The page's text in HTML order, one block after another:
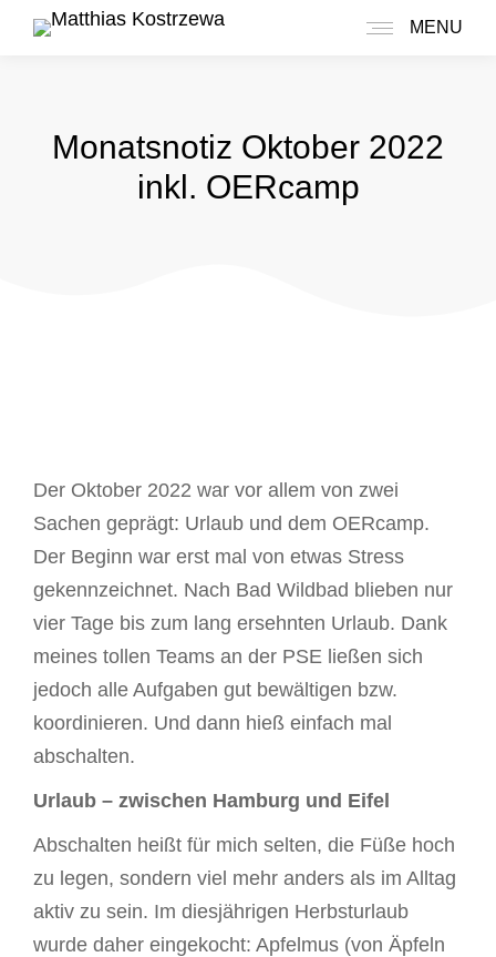
MENU
Monatsnotiz Oktober 2022
inkl. OERcamp
Der Oktober 2022 war vor allem von zwei
Sachen geprägt: Urlaub und dem OERcamp.
Der Beginn war erst mal von etwas Stress
gekennzeichnet. Nach Bad Wildbad blieben nur
vier Tage bis zum lang ersehnten Urlaub. Dank
meines tollen Teams an der PSE ließen sich
jedoch alle Aufgaben gut bewältigen bzw.
koordinieren. Und dann hieß einfach mal
abschalten.
Urlaub – zwischen Hamburg und Eifel
Abschalten heißt für mich selten, die Füße hoch
zu legen, sondern viel mehr anders als im Alltag
aktiv zu sein. Im diesjährigen Herbsturlaub
wurde daher eingekocht: Apfelmus (von Äpfeln